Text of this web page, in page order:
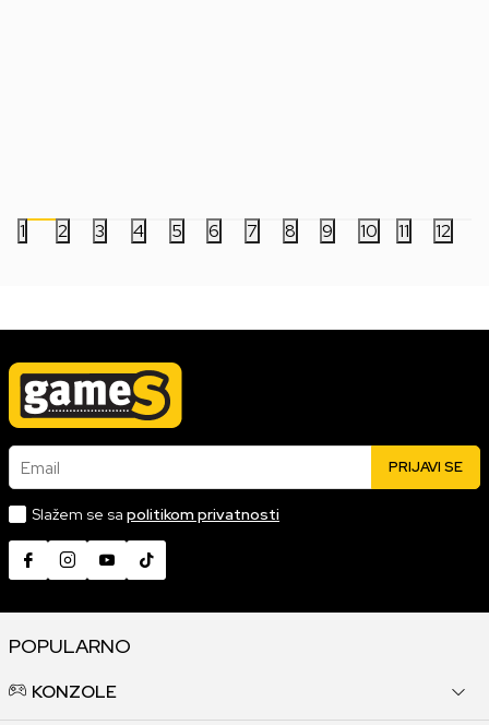
1 2 3 4 5 6 7 8 9 10 11 12
Email PRIJAVI SE
Slažem se sa politikom privatnosti
POPULARNO
KONZOLE